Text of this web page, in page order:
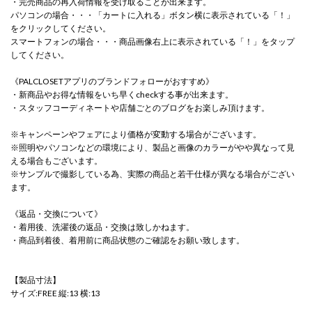
パソコンの場合・・・「カートに入れる」ボタン横に表示されている「！」
をクリックしてください。
スマートフォンの場合・・・商品画像右上に表示されている「！」をタップ
してください。
《PALCLOSETアプリのブランドフォローがおすすめ》
・新商品やお得な情報をいち早くcheckする事が出来ます。
・スタッフコーディネートや店舗ごとのブログをお楽しみ頂けます。
※キャンペーンやフェアにより価格が変動する場合がございます。
※照明やパソコンなどの環境により、製品と画像のカラーがやや異なって見
える場合もございます。
※サンプルで撮影している為、実際の商品と若干仕様が異なる場合がござい
ます。
《返品・交換について》
・着用後、洗濯後の返品・交換は致しかねます。
・商品到着後、着用前に商品状態のご確認をお願い致します。
【製品寸法】
サイズ:FREE 縦:13 横:13